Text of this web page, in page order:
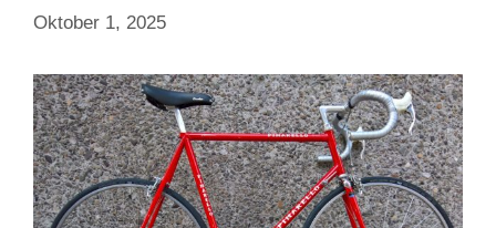
Oktober 1, 2025